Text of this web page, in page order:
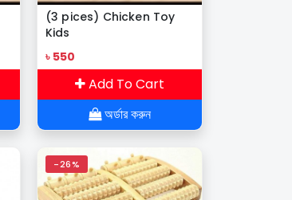
(3 pices) Chicken Toy
Kids
৳ 550
Add To Cart
অর্ডার করুন
-26%